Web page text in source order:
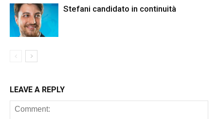
Stefani candidato in continuità
LEAVE A REPLY